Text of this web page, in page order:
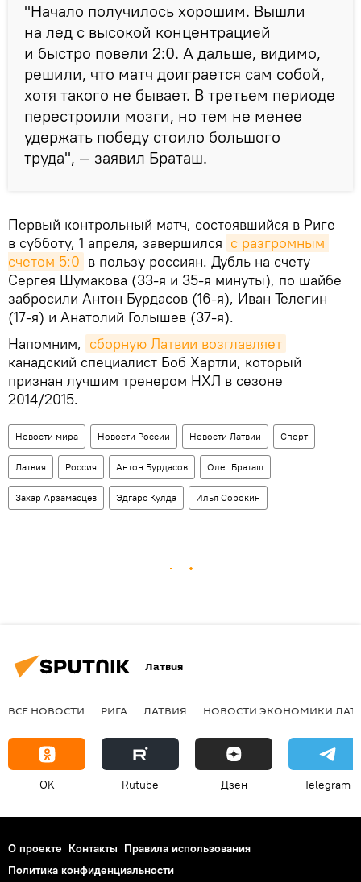
"Начало получилось хорошим. Вышли
на лед с высокой концентрацией
и быстро повели 2:0. А дальше, видимо,
решили, что матч доиграется сам собой,
хотя такого не бывает. В третьем периоде
перестроили мозги, но тем не менее
удержать победу стоило большого
труда", — заявил Браташ.
Первый контрольный матч, состоявшийся в Риге
в субботу, 1 апреля, завершился с разгромным
счетом 5:0 в пользу россиян. Дубль на счету
Сергея Шумакова (33-я и 35-я минуты), по шайбе
забросили Антон Бурдасов (16-я), Иван Телегин
(17-я) и Анатолий Голышев (37-я).
Напомним, сборную Латвии возглавляет
канадский специалист Боб Хартли, который
признан лучшим тренером НХЛ в сезоне
2014/2015.
Новости мира Новости России Новости Латвии Спорт
Латвия Россия Антон Бурдасов Олег Браташ
Захар Арзамасцев Эдгарс Кулда Илья Сорокин
Латвия
ВСЕ НОВОСТИ РИГА ЛАТВИЯ НОВОСТИ ЭКОНОМИКИ
OK Rutube Дзен Telegram
О проекте Контакты Правила использования
Политика конфиденциальности